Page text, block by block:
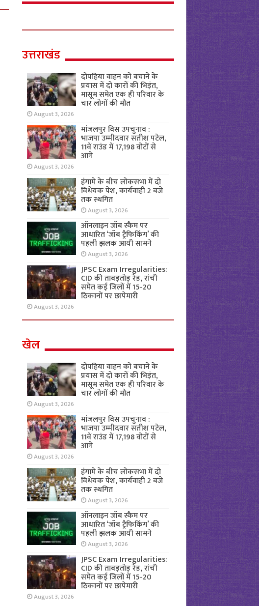
उत्तराखंड
दोपहिया वाहन को बचाने के
प्रयास में दो कारों की भिड़ंत,
मासूम समेत एक ही परिवार के
चार लोगों की मौत
August 3, 2026
मांजलपुर विस उपचुनाव :
भाजपा उम्मीदवार सतीश पटेल,
11वें राउंड में 17,198 वोटों से
आगे
August 3, 2026
हंगामे के बीच लोकसभा में दो
विधेयक पेश, कार्यवाही 2 बजे
तक स्थगित
August 3, 2026
ऑनलाइन जॉब स्कैम पर
आधारित ‘जॉब ट्रैफिकिंग’ की
पहली झलक आयी सामने
August 3, 2026
JPSC Exam Irregularities:
CID की ताबड़तोड़ रेड, रांची
समेत कई जिलों में 15-20
ठिकानों पर छापेमारी
August 3, 2026
खेल
दोपहिया वाहन को बचाने के
प्रयास में दो कारों की भिड़ंत,
मासूम समेत एक ही परिवार के
चार लोगों की मौत
August 3, 2026
मांजलपुर विस उपचुनाव :
भाजपा उम्मीदवार सतीश पटेल,
11वें राउंड में 17,198 वोटों से
आगे
August 3, 2026
हंगामे के बीच लोकसभा में दो
विधेयक पेश, कार्यवाही 2 बजे
तक स्थगित
August 3, 2026
ऑनलाइन जॉब स्कैम पर
आधारित ‘जॉब ट्रैफिकिंग’ की
पहली झलक आयी सामने
August 3, 2026
JPSC Exam Irregularities:
CID की ताबड़तोड़ रेड, रांची
समेत कई जिलों में 15-20
ठिकानों पर छापेमारी
August 3, 2026